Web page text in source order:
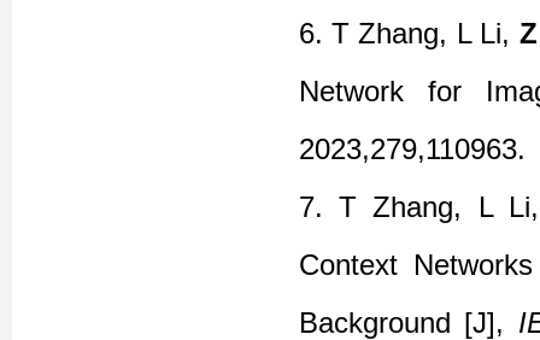
6.T Zhang, L Li,
Network for
2023,279,110963.
7. T Zhang, L
Context
Background [J],